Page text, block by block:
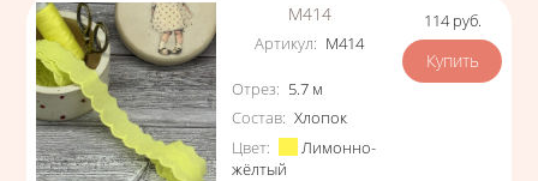
М414
Артикул: М414
Характеристики
Отрез: 5.7 м
Состав: Хлопок
Цвет:
Лимонно-
жёлтый
Цена
114 руб.